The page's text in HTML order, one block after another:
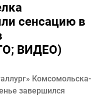
сенсацию в
ВИДЕО)
Комсомольска-
завершился